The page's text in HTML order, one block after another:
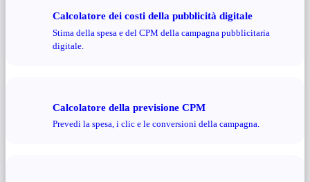
Calcolatore dei costi della pubblicità digitale
Stima della spesa e del CPM della campagna pubblicitaria
digitale.
Calcolatore della previsione CPM
Prevedi la spesa, i clic e le conversioni della campagna.